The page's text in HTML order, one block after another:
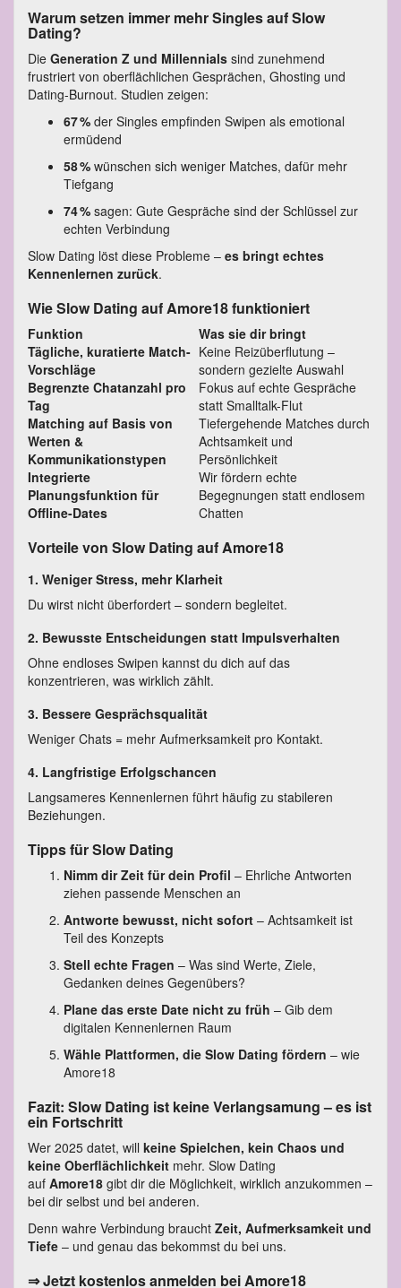
Warum setzen immer mehr Singles auf Slow
Dating?
Die Generation Z und Millennials sind zunehmend
frustriert von oberflächlichen Gesprächen, Ghosting und
Dating-Burnout. Studien zeigen:
67 % der Singles empfinden Swipen als emotional
ermüdend
58 % wünschen sich weniger Matches, dafür mehr
Tiefgang
74 % sagen: Gute Gespräche sind der Schlüssel zur
echten Verbindung
Slow Dating löst diese Probleme – es bringt echtes
Kennenlernen zurück.
Wie Slow Dating auf Amore18 funktioniert
Funktion
Was sie dir bringt
Tägliche, kuratierte Match-
Vorschläge
Keine Reizüberflutung –
sondern gezielte Auswahl
Begrenzte Chatanzahl pro
Tag
Fokus auf echte Gespräche
statt Smalltalk-Flut
Matching auf Basis von
Werten &
Kommunikationstypen
Tiefergehende Matches durch
Achtsamkeit und
Persönlichkeit
Integrierte
Planungsfunktion für
Offline-Dates
Wir fördern echte
Begegnungen statt endlosem
Chatten
Vorteile von Slow Dating auf Amore18
1. Weniger Stress, mehr Klarheit
Du wirst nicht überfordert – sondern begleitet.
2. Bewusste Entscheidungen statt Impulsverhalten
Ohne endloses Swipen kannst du dich auf das
konzentrieren, was wirklich zählt.
3. Bessere Gesprächsqualität
Weniger Chats = mehr Aufmerksamkeit pro Kontakt.
4. Langfristige Erfolgschancen
Langsameres Kennenlernen führt häufig zu stabileren
Beziehungen.
Tipps für Slow Dating
Nimm dir Zeit für dein Profil – Ehrliche Antworten
ziehen passende Menschen an
Antworte bewusst, nicht sofort – Achtsamkeit ist
Teil des Konzepts
Stell echte Fragen – Was sind Werte, Ziele,
Gedanken deines Gegenübers?
Plane das erste Date nicht zu früh – Gib dem
digitalen Kennenlernen Raum
Wähle Plattformen, die Slow Dating fördern – wie
Amore18
Fazit: Slow Dating ist keine Verlangsamung – es ist
ein Fortschritt
Wer 2025 datet, will keine Spielchen, kein Chaos und
keine Oberflächlichkeit mehr. Slow Dating
auf Amore18 gibt dir die Möglichkeit, wirklich anzukommen –
bei dir selbst und bei anderen.
Denn wahre Verbindung braucht Zeit, Aufmerksamkeit und
Tiefe – und genau das bekommst du bei uns.
⇒ Jetzt kostenlos anmelden bei Amore18